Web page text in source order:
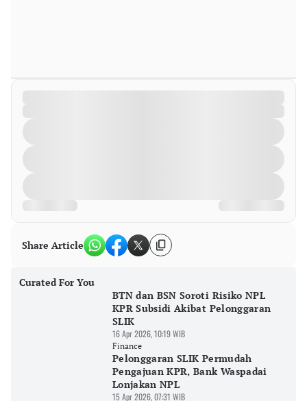
Share Article
Curated For You
BTN dan BSN Soroti Risiko NPL
KPR Subsidi Akibat Pelonggaran
SLIK
16 Apr 2026, 10:19 WIB
Finance
Pelonggaran SLIK Permudah
Pengajuan KPR, Bank Waspadai
Lonjakan NPL
15 Apr 2026, 07:31 WIB